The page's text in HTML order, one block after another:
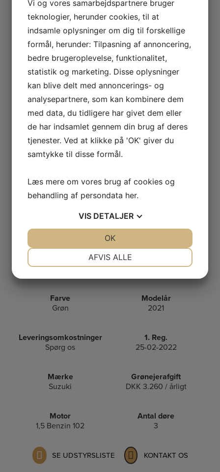
BENZIN
Brændstofstype
MANUELT
Geartype
Farve
Grøn
Leveringsomkostninger
Spørg os
Mærke
Suzuki
Motor
1,5 Benzin 102
Modelår
2021
1. Reg.
25-02-2022
Grønejerafgift
DKK 3.260 / årligt
Antal døre
3
SE UDSTYRSLISTE KONTAKT OS
Vi og vores samarbejdspartnere bruger
teknologier, herunder cookies, til at
indsamle oplysninger om dig til forskellige
formål, herunder: Tilpasning af annoncering,
bedre brugeroplevelse, funktionalitet,
statistik og marketing. Disse oplysninger
kan blive delt med annoncerings- og
analysepartnere, som kan kombinere dem
med data, du tidligere har givet dem eller
de har indsamlet gennem din brug af deres
tjenester. Ved at klikke på 'OK' giver du
samtykke til disse formål.
Læs mere om vores brug af cookies og
behandling af persondata her.
VIS DETALJER
AFVIS ALLE
OK